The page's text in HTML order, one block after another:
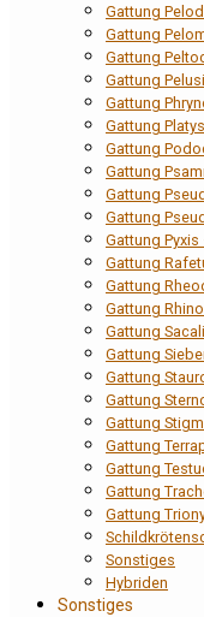
Gattung
Gattung
Gattung
Gattung
Gattung
Gattung
Gattung
Gattung
Gattung
Gattung
Gattung
Gattung
Gattung
Gattung
Gattung
Gattung
Gattung
Gattung
Gattung
Gattung
Gattung
Gattung
Gattung
Sonstiges
Hybriden
Sonstiges